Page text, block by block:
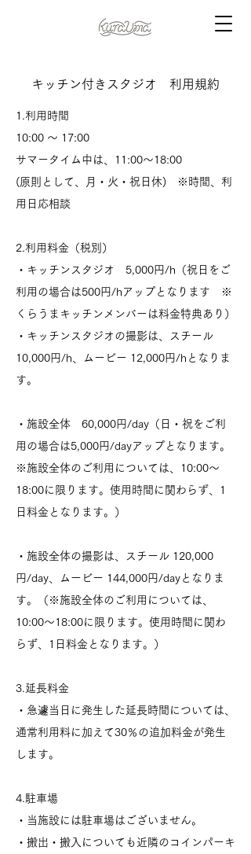
キッチン付きスタジオ 利用規約
1.利用時間
10:00 ～ 17:00
サマータイム中は、11:00〜18:00
(原則として、月・火・祝日休) ※時間、利
用日応相談
2.利用料金（税別）
・キッチンスタジオ 5,000円/h（祝日をご
利用の場合は500円/hアップとなります ※
くらうまキッチンメンバーは料金特典あり）
・キッチンスタジオの撮影は、スチール
10,000円/h、ムービー 12,000円/hとなりま
す。
・施設全体 60,000円/day（日・祝をご利
用の場合は5,000円/dayアップとなります。
※施設全体のご利用については、10:00～
18:00に限ります。使用時間に関わらず、1
日料金となります。）
・施設全体の撮影は、スチール 120,000
円/day、ムービー 144,000円/dayとなりま
す。（※施設全体のご利用については、
10:00～18:00に限ります。使用時間に関わ
らず、1日料金となります。）
3.延長料金
・急遽当日に発生した延長時間については、
通常利用料に加えて30％の追加料金が発生
します。
4.駐車場
・当施設には駐車場はございません。
・搬出・搬入についても近隣のコインパーキ